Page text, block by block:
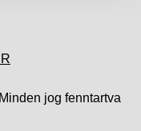
jog fenntartva